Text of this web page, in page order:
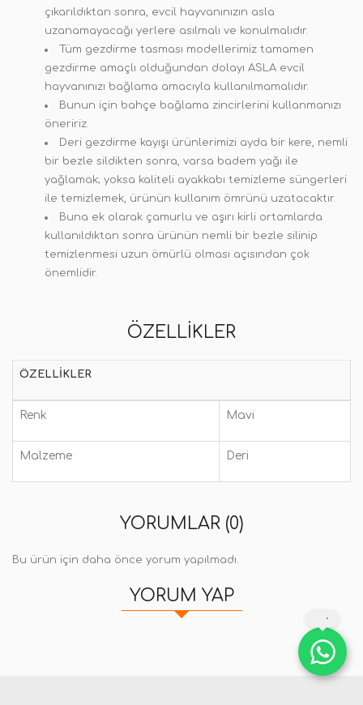
çıkarıldıktan sonra, evcil hayvanınızın asla
uzanamayacağı yerlere asılmalı ve konulmalıdır.
Tüm gezdirme tasması modellerimiz tamamen
gezdirme amaçlı olduğundan dolayı ASLA evcil
hayvanınızı bağlama amacıyla kullanılmamalıdır.
Bunun için bahçe bağlama zincirlerini kullanmanızı
öneririz.
Deri gezdirme kayışı ürünlerimizi ayda bir kere, nemli
bir bezle sildikten sonra, varsa badem yağı ile
yağlamak; yoksa kaliteli ayakkabı temizleme süngerleri
ile temizlemek, ürünün kullanım ömrünü uzatacaktır.
Buna ek olarak çamurlu ve aşırı kirli ortamlarda
kullanıldıktan sonra ürünün nemli bir bezle silinip
temizlenmesi uzun ömürlü olması açısından çok
önemlidir.
ÖZELLIKLER
ÖZELLIKLER
Renk Mavi
Malzeme Deri
YORUMLAR (0)
Bu ürün için daha önce yorum yapılmadı.
YORUM YAP